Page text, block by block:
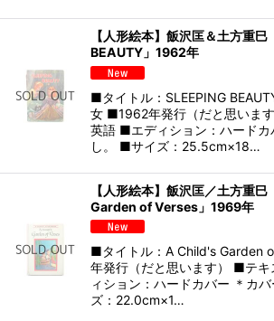
【人形絵本】飯沢匡＆土方重巳
BEAUTY」1962年
■タイトル：SLEEPING
女 ■1962年発行（だと思いま
英語 ■エディション：ハードカ
し。 ■サイズ：25.5cm×18…
【人形絵本】飯沢匡／土方重
Garden of Verses」1969年
■タイトル：A Child's Garden
年発行（だと思います） ■テ
ィション：ハードカバー ＊カ
ズ：22.0cm×1…